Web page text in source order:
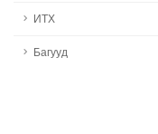
ИТХ
Багууд